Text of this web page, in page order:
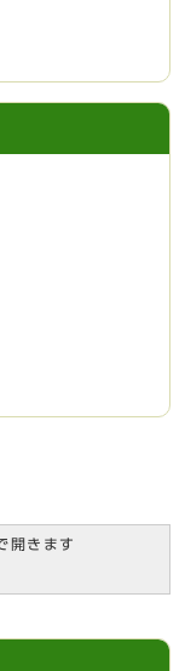
開きます